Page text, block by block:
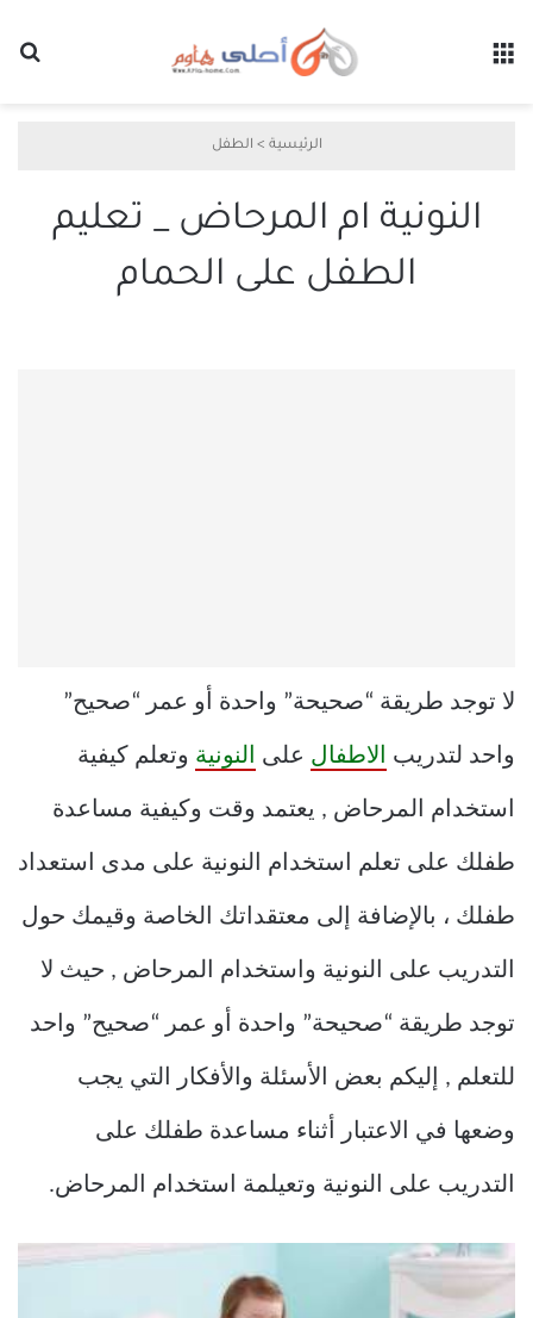
الرئيسية > الطفل
النونية ام المرحاض _ تعليم
الطفل على الحمام
لا توجد طريقة “صحيحة” واحدة أو عمر “صحيح”
واحد لتدريب الاطفال على النونية وتعلم كيفية
استخدام المرحاض , يعتمد وقت وكيفية مساعدة
طفلك على تعلم استخدام النونية على مدى استعداد
طفلك ، بالإضافة إلى معتقداتك الخاصة وقيمك حول
التدريب على النونية واستخدام المرحاض , حيث لا
توجد طريقة “صحيحة” واحدة أو عمر “صحيح” واحد
للتعلم , إليكم بعض الأسئلة والأفكار التي يجب
وضعها في الاعتبار أثناء مساعدة طفلك على
التدريب على النونية وتعيلمة استخدام المرحاض.